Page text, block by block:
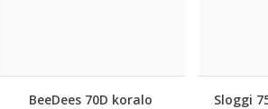
BeeDees 70D koralo
Sloggi